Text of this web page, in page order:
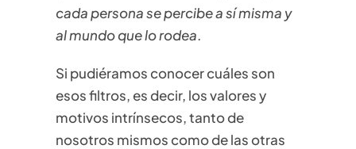
cada persona se percibe a sí misma y
al mundo que lo rodea.
Si pudiéramos conocer cuáles son
esos filtros, es decir, los valores y
motivos intrínsecos, tanto de
nosotros mismos como de las otras